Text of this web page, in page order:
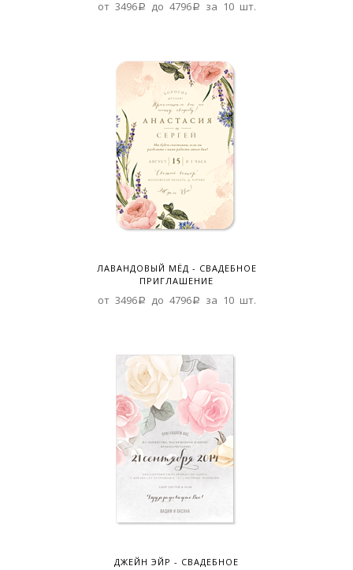
от 3496a до 4796a за 10 шт.
ЛАВАНДОВЫЙ МЁД - СВАДЕБНОЕ
ПРИГЛАШЕНИЕ
от 3496a до 4796a за 10 шт.
ДЖЕЙН ЭЙР - СВАДЕБНОЕ